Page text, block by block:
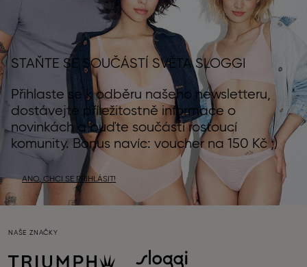
STAŇTE SE SOUČÁSTÍ SVĚTA SLOGGI
Přihlaste se k odběru našeho newsletteru,
dostávejte příležitostně informace o
novinkách a buďte součástí rostoucí
komunity. Bonus navíc: voucher na 150 Kč ;)
ANO, CHCI SE PŘIHLÁSIT!
NAŠE ZNAČKY